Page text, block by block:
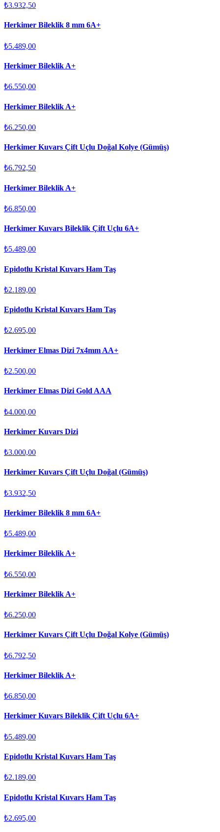
₺3.932,50
Herkimer Bileklik 8 mm 6A+
₺5.489,00
Herkimer Bileklik A+
₺6.550,00
Herkimer Bileklik A+
₺6.250,00
Herkimer Kuvars Çift Uçlu Doğal Kolye (Gümüş)
₺6.792,50
Herkimer Bileklik A+
₺6.850,00
Herkimer Kuvars Bileklik Çift Uçlu 6A+
₺5.489,00
Epidotlu Kristal Kuvars Ham Taş
₺2.189,00
Epidotlu Kristal Kuvars Ham Taş
₺2.695,00
Herkimer Elmas Dizi 7x4mm AA+
₺2.500,00
Herkimer Elmas Dizi Gold AAA
₺4.000,00
Herkimer Kuvars Dizi
₺3.000,00
Herkimer Kuvars Çift Uçlu Doğal (Gümüş)
₺3.932,50
Herkimer Bileklik 8 mm 6A+
₺5.489,00
Herkimer Bileklik A+
₺6.550,00
Herkimer Bileklik A+
₺6.250,00
Herkimer Kuvars Çift Uçlu Doğal Kolye (Gümüş)
₺6.792,50
Herkimer Bileklik A+
₺6.850,00
Herkimer Kuvars Bileklik Çift Uçlu 6A+
₺5.489,00
Epidotlu Kristal Kuvars Ham Taş
₺2.189,00
Epidotlu Kristal Kuvars Ham Taş
₺2.695,00